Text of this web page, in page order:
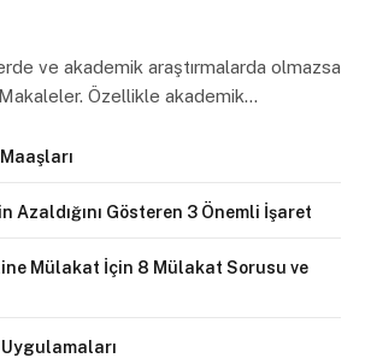
ve akademik araştırmalarda olmazsa
Özellikle akademik…
Azaldığını Gösteren 3 Önemli İşaret
Mülakat İçin 8 Mülakat Sorusu ve